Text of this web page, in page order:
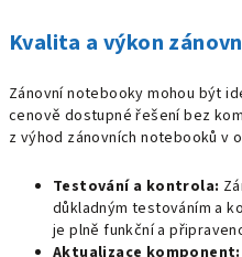
Kvalita a výkon
Zánovní notebooky mohou být
cenově dostupné řešení bez
z výhod zánovních notebooků v
Testování a kontrola:
důkladným testováním a
je plně funkční a
Aktualizace komponent: